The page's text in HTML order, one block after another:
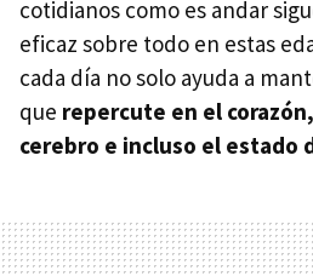
cotidianos como es andar
eficaz sobre todo en estas
cada día no solo ayuda a
que repercute en el
cerebro e incluso el estado